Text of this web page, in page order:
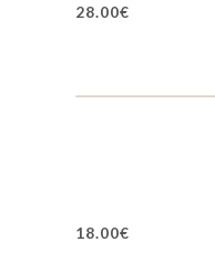
28.00€
18.00€